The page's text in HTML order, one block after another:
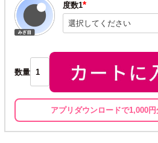
度数1
(必
須)
数量
アプリダウンロードで1,000